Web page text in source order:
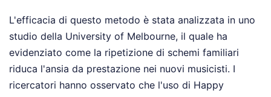
L'efficacia di questo metodo è stata analizzata in uno
studio della University of Melbourne, il quale ha
evidenziato come la ripetizione di schemi familiari
riduca l'ansia da prestazione nei nuovi musicisti. I
ricercatori hanno osservato che l'uso di Happy